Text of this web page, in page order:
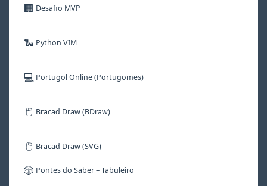
🏢 Desafio MVP
🐍 Python VIM
💻 Portugol Online (Portugomes)
🖱️ Bracad Draw (BDraw)
🖱️ Bracad Draw (SVG)
🎲 Pontes do Saber – Tabuleiro